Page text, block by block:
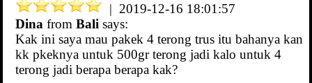
| 2019-12-16 18:01:57
Dina from Bali says:
Kak ini saya mau pakek 4 terong trus itu bahanya kan
kk pkeknya untuk 500gr terong jadi kalo untuk 4
terong jadi berapa berapa kak?